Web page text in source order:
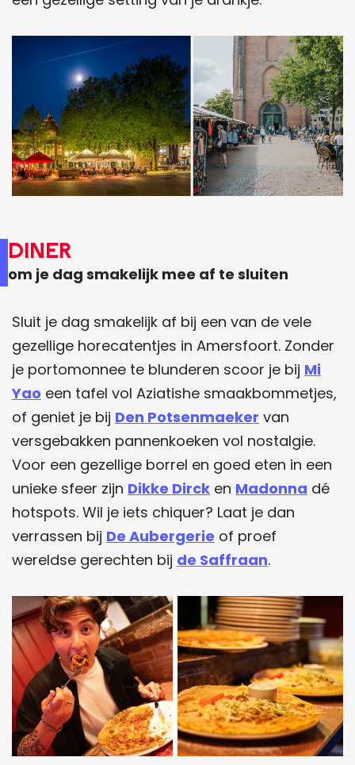
Diner
om je dag smakelijk mee af te sluiten
Sluit je dag smakelijk af bij een van de vele
gezellige horecatentjes in Amersfoort. Zonder
je portomonnee te blunderen scoor je bij Mi
Yao een tafel vol Aziatishe smaakbommetjes,
of geniet je bij Den Potsenmaeker van
versgebakken pannenkoeken vol nostalgie.
Voor een gezellige borrel en goed eten in een
unieke sfeer zijn Dikke Dirck en Madonna dé
hotspots. Wil je iets chiquer? Laat je dan
verrassen bij De Aubergerie of proef
wereldse gerechten bij de Saffraan.